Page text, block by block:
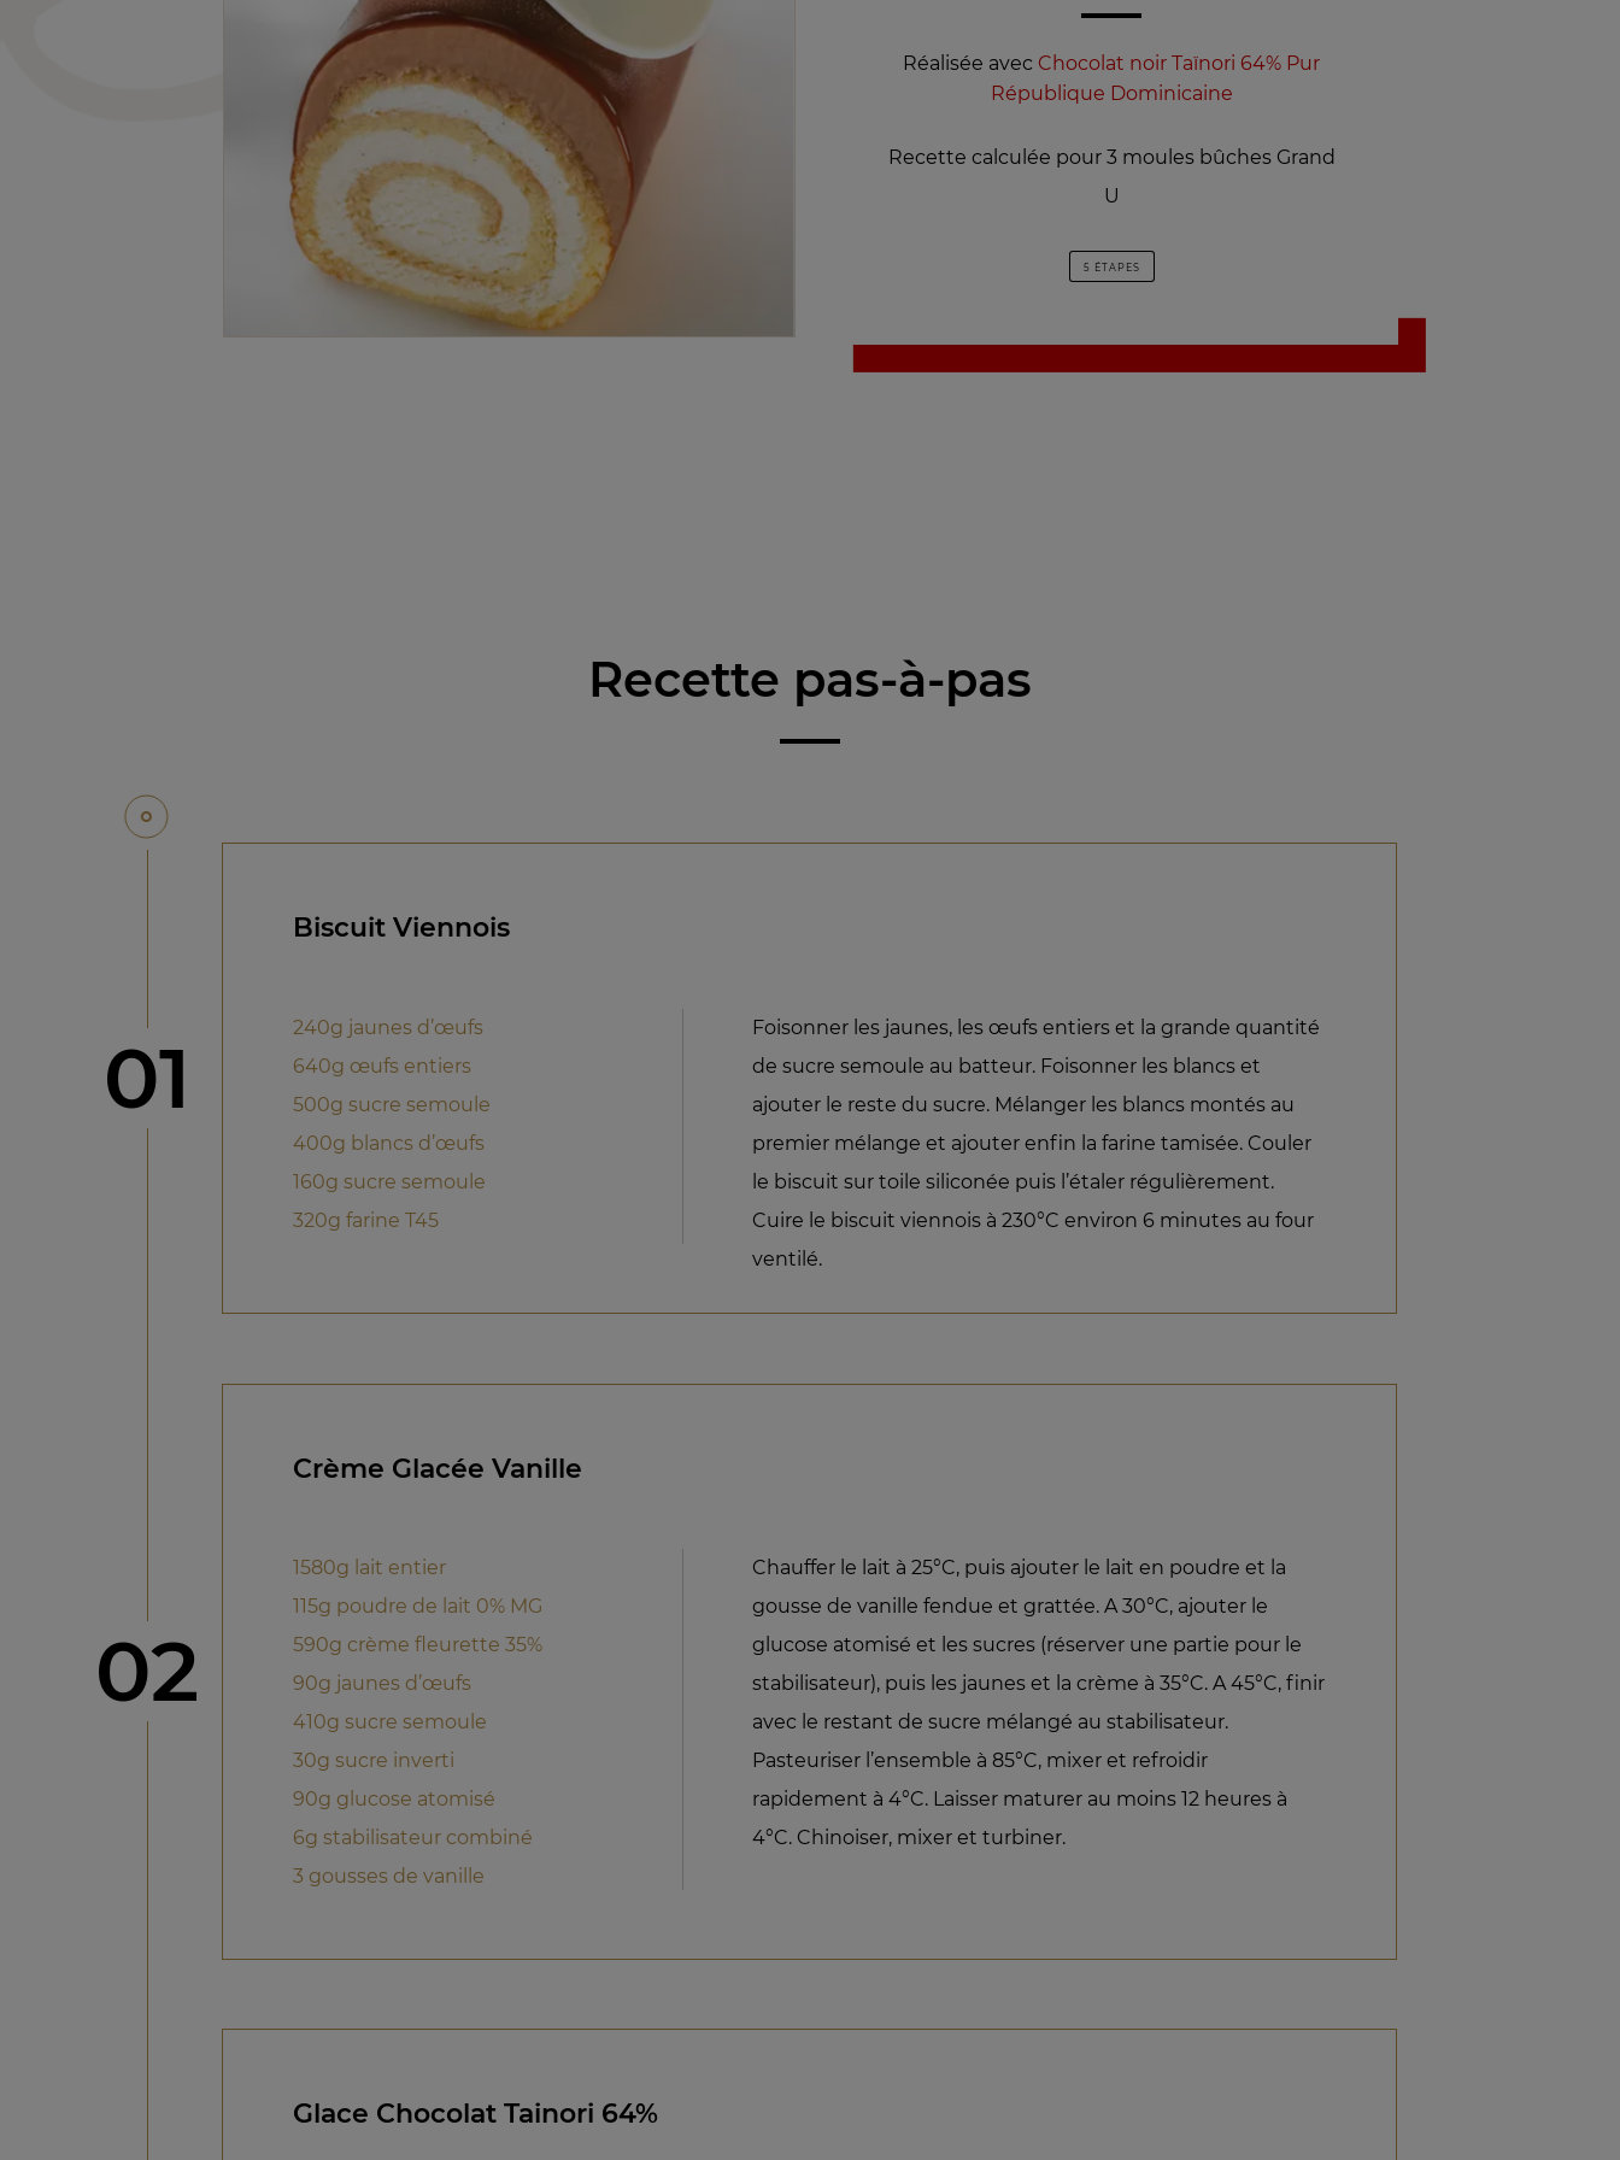
Réalisée avec Chocolat noir Taïnori 64% Pur
République Dominicaine
Recette calculée pour 3 moules bûches Grand
U
5 ÉTAPES
Recette pas-à-pas
étape
01
Biscuit Viennois
240g jaunes d’œufs
640g œufs entiers
500g sucre semoule
400g blancs d’œufs
160g sucre semoule
320g farine T45
Foisonner les jaunes, les œufs entiers et la grande quantité
de sucre semoule au batteur. Foisonner les blancs et
ajouter le reste du sucre. Mélanger les blancs montés au
premier mélange et ajouter enfin la farine tamisée. Couler
le biscuit sur toile siliconée puis l’étaler régulièrement.
Cuire le biscuit viennois à 230°C environ 6 minutes au four
ventilé.
étape
02
Crème Glacée Vanille
1580g lait entier
115g poudre de lait 0% MG
590g crème fleurette 35%
90g jaunes d’œufs
410g sucre semoule
30g sucre inverti
90g glucose atomisé
6g stabilisateur combiné
3 gousses de vanille
Chauffer le lait à 25°C, puis ajouter le lait en poudre et la
gousse de vanille fendue et grattée. A 30°C, ajouter le
glucose atomisé et les sucres (réserver une partie pour le
stabilisateur), puis les jaunes et la crème à 35°C. A 45°C, finir
avec le restant de sucre mélangé au stabilisateur.
Pasteuriser l’ensemble à 85°C, mixer et refroidir
rapidement à 4°C. Laisser maturer au moins 12 heures à
4°C. Chinoiser, mixer et turbiner.
Glace Chocolat Tainori 64%